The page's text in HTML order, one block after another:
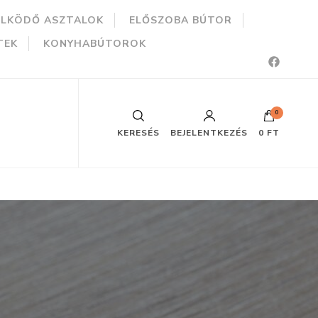
ASZTALOK
ELŐSZOBA BÚTOR
KONYHABÚTOROK
KERESÉS BEJELENTKEZÉS
0
0 FT